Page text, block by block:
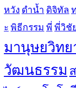
หวัง ดำน้ำ ดิจิทัล
ะ พิธีกรรม พี่ พี่วิชั
มานุษยวิท
วัฒนธรรม